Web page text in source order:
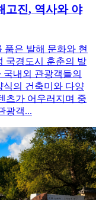
진, 역사와 야
품은 발해 문화와 현
국경도시 훈춘의 발
내외 관광객들의
식의 건축미와 다양
츠가 어우러지며 중
광객...